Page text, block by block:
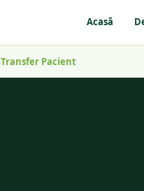
Acasă
Transfer Pacient